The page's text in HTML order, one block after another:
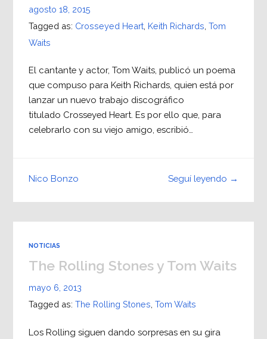
agosto 18, 2015
Tagged as: Crosseyed Heart, Keith Richards Tom
Waits
El cantante y actor, Tom Waits, publicó un poema
que compuso para Keith Richards, quien está por
lanzar un nuevo trabajo discográfico
titulado Crosseyed Heart. Es por ello que, para
celebrarlo con su viejo amigo, escribió…
Seguí leyendo →
Nico Bonzo
NOTICIAS
The Rolling Stones y Tom Waits
mayo 6, 2013
Tagged as: The Rolling Stones Tom Waits
Los Rolling siguen dando sorpresas en su gira